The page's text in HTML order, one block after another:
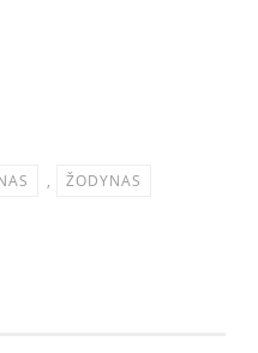
,
ŽODYNAS